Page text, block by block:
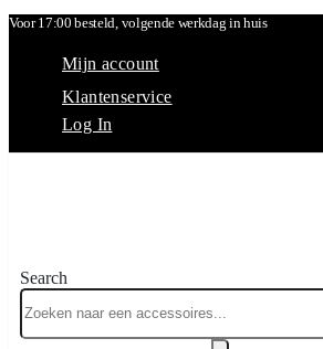
Voor 17:00 besteld, volgende werkdag in huis
Mijn account
Klantenservice
Log In
Klantenpaneel